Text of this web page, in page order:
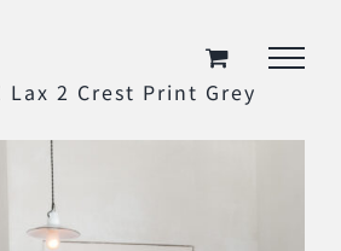
Lax 2 Crest Print Grey